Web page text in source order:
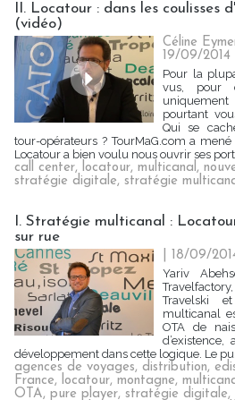
II. Locatour : dans les coulisses
(vidéo)
Céline
19/09/2014
Pour la
vus, pour
pourtant
Qui se
tour-opérateurs ? TourMaG.com a
Locatour a bien voulu nous ouvrir ses
call center, locatour, multicanal,
stratégie digitale, stratégie
I. Stratégie multicanal :
sur rue
| 18/09/
Yariv
Travelski
multicanal
OTA de
développement dans cette logique. Le
agences de voyages, distribution,
France, locatour, montagne,
OTA, pure player, stratégie digitale,